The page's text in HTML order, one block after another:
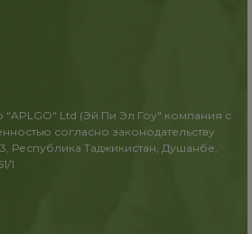
Ltd (Эй Пи Эл Гоу" компания с
согласно законодательству
Республика Таджикистан, Душанбе,
1